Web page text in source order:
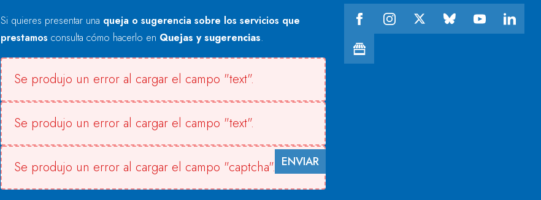
Si quieres presentar una queja o sugerencia sobre los servicios que
prestamos consulta cómo hacerlo en Quejas y sugerencias.
Se produjo un error al cargar el campo "text".
Se produjo un error al cargar el campo "text".
Se produjo un error al cargar el campo "captcha". ENVIAR